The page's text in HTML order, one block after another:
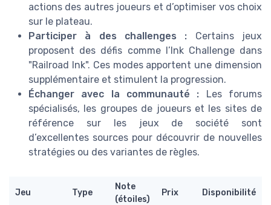
actions des autres joueurs et d’optimiser vos choix
sur le plateau.
Participer à des challenges : Certains jeux
proposent des défis comme l’Ink Challenge dans
"Railroad Ink". Ces modes apportent une dimension
supplémentaire et stimulent la progression.
Échanger avec la communauté : Les forums
spécialisés, les groupes de joueurs et les sites de
référence sur les jeux de société sont
d’excellentes sources pour découvrir de nouvelles
stratégies ou des variantes de règles.
Jeu Type
Note
(étoiles)
Prix Disponibilité